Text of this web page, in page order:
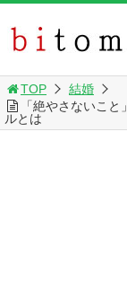
TOP
結婚
「絶やさないこ
ルとは